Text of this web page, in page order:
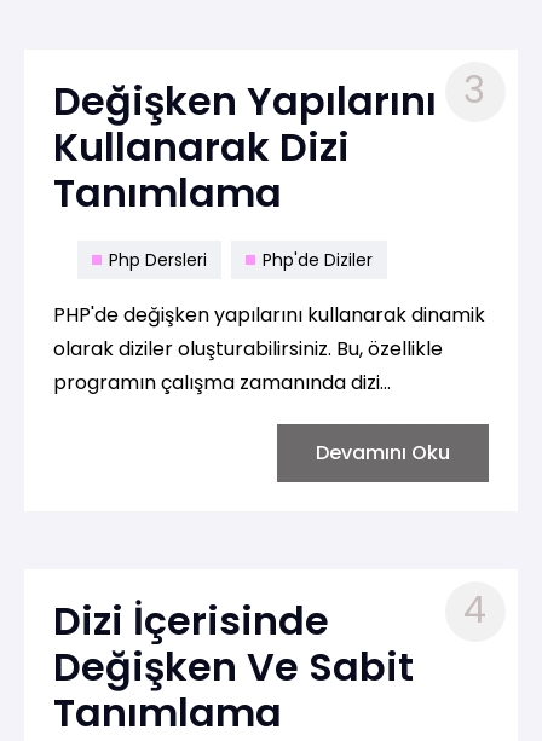
Değişken Yapılarını
Kullanarak Dizi
Tanımlama
3
Php Dersleri Php'de Diziler
PHP'de değişken yapılarını kullanarak dinamik
olarak diziler oluşturabilirsiniz. Bu, özellikle
programın çalışma zamanında dizi
durumlarda kullanışlıdır. İşte değişken yapıları
kullanarak dizi tanımlama örnekleri:
Devamını Oku
Dizi İçerisinde
Değişken Ve Sabit
Tanımlama
4